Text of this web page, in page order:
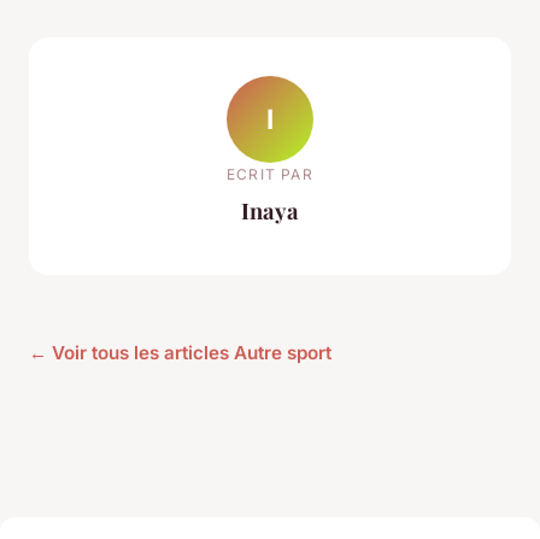
I
ECRIT PAR
Inaya
← Voir tous les articles Autre sport